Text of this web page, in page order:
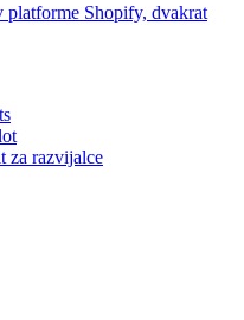
platforme Shopify, dvakrat
za razvijalce